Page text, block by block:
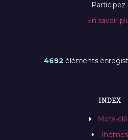
Participez !
En savoir
4692 éléments
INDEX
Mots-
Thèmes